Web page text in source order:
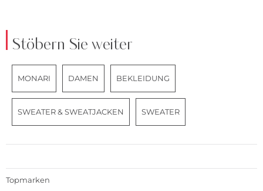
Stöbern Sie weiter
MONARI DAMEN BEKLEIDUNG
SWEATER & SWEATJACKEN SWEATER
Topmarken